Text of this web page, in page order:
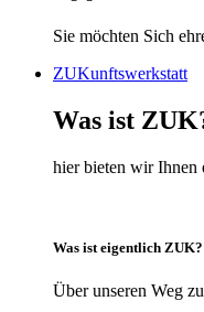
Sie möchten Sich
ZUKunftswerkstatt
Was ist
hier bieten wir Ihnen
Was ist eigentlich ZUK?
Über unseren Weg